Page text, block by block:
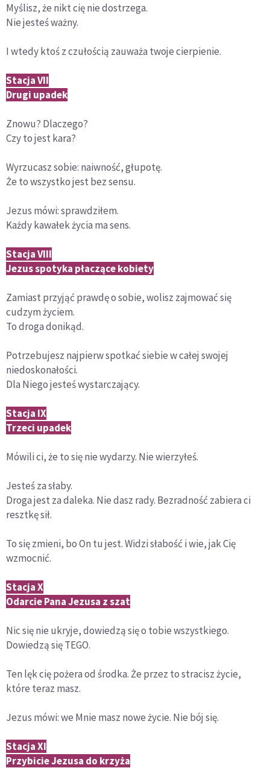
Myślisz, że nikt cię nie dostrzega.
Nie jesteś ważny.
I wtedy ktoś z czułością zauważa twoje cierpienie.
Stacja VII
Drugi upadek
Znowu? Dlaczego?
Czy to jest kara?
Wyrzucasz sobie: naiwność, głupotę.
Że to wszystko jest bez sensu.
Jezus mówi: sprawdziłem.
Każdy kawałek życia ma sens.
Stacja VIII
Jezus spotyka płaczące kobiety
Zamiast przyjąć prawdę o sobie, wolisz zajmować się
cudzym życiem.
To droga donikąd.
Potrzebujesz najpierw spotkać siebie w całej swojej
niedoskonałości.
Dla Niego jesteś wystarczający.
Stacja IX
Trzeci upadek
Mówili ci, że to się nie wydarzy. Nie wierzyłeś.
Jesteś za słaby.
Droga jest za daleka. Nie dasz rady. Bezradność zabiera ci
resztkę sił.
To się zmieni, bo On tu jest. Widzi słabość i wie, jak Cię
wzmocnić.
Stacja X
Odarcie Pana Jezusa z szat
Nic się nie ukryje, dowiedzą się o tobie wszystkiego.
Dowiedzą się TEGO.
Ten lęk cię pożera od środka. Że przez to stracisz życie,
które teraz masz.
Jezus mówi: we Mnie masz nowe życie. Nie bój się.
Stacja XI
Przybicie Jezusa do krzyża